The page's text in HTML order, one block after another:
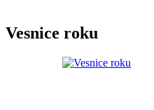
Vesnice roku